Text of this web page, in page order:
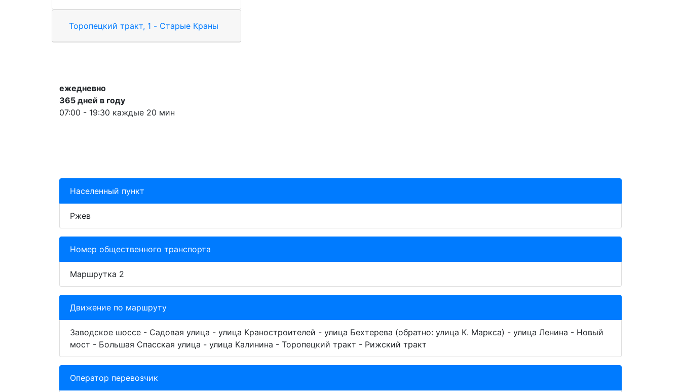
Торопецкий тракт, 1 - Старые Краны
ежедневно
365 дней в году
07:00 - 19:30 каждые 20 мин
Населенный пункт
Ржев
Номер общественного транспорта
Маршрутка 2
Движение по маршруту
Заводское шоссе - Садовая улица - улица Краностроителей - улица Бехтерева (обратно: улица К. Маркса) - улица Ленина - Новый
мост - Большая Спасская улица - улица Калинина - Торопецкий тракт - Рижский тракт
Оператор перевозчик